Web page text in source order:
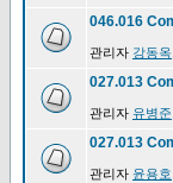
046.016
관리자 강동옥
027.013
관리자 유병준
027.013
관리자 윤용호